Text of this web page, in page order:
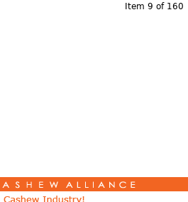
Item 9 of 160